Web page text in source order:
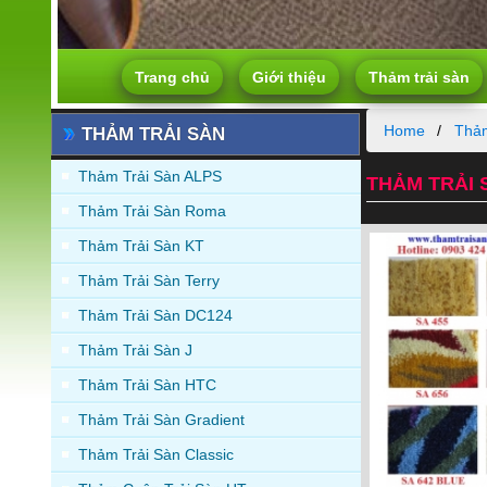
Trang chủ Giới thiệu Thảm trải sàn
THẢM TRẢI SÀN
Thảm Trải Sàn ALPS
Thảm Trải Sàn Roma
Thảm Trải Sàn KT
Thảm Trải Sàn Terry
Thảm Trải Sàn DC124
Thảm Trải Sàn J
Thảm Trải Sàn HTC
Thảm Trải Sàn Gradient
Thảm Trải Sàn Classic
Home
THẢM TRẢI